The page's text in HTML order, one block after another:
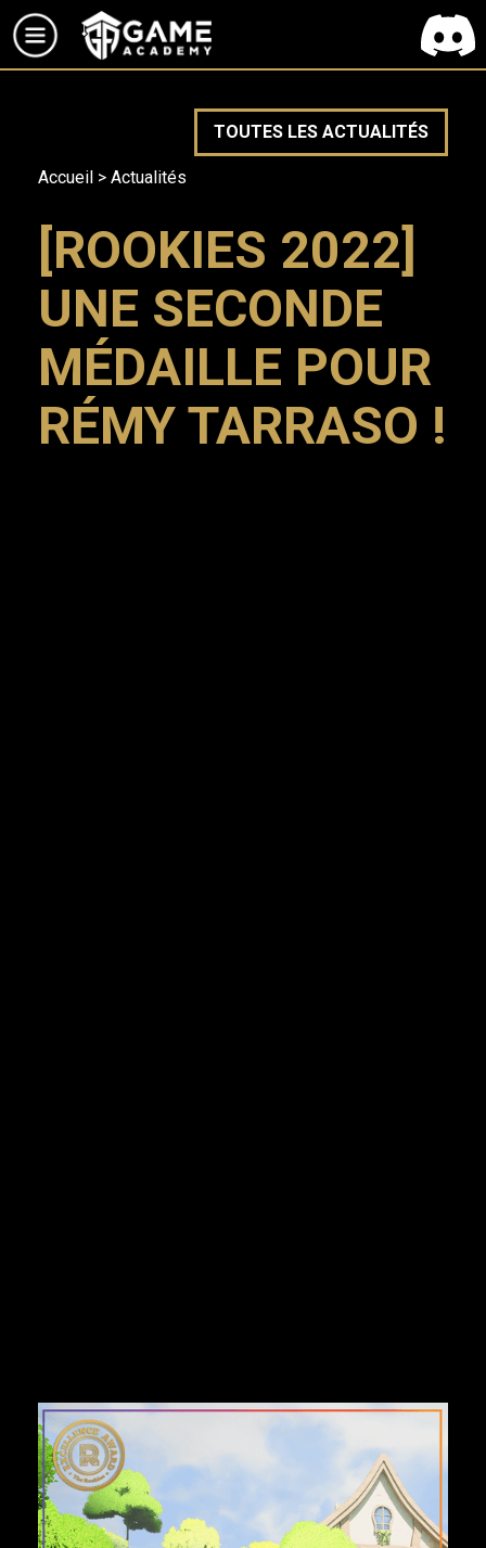
TOUTES LES ACTUALITÉS
Accueil > Actualités
[ROOKIES 2022]
UNE SECONDE
MÉDAILLE POUR
RÉMY TARRASO !